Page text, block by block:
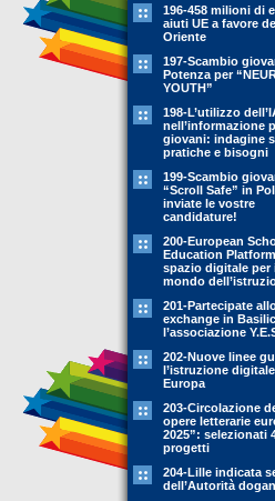
196-458 milioni di
aiuti UE a favore
Oriente
197-Scambio
Potenza per
YOUTH”
198-L’utilizzo
nell’informazione
giovani: indagine
pratiche e bisogni
199-Scambio
“Scroll Safe” in
inviate le vostre
candidature!
200-European
Education
spazio digitale per
mondo
201-Partecipate
exchange in
l’associazione
202-Nuove linee
l’istruzione
Europa
203-Circolazione
opere letterarie
2025”: selezionati
progetti
204-Lille indicata
dell’Autorità